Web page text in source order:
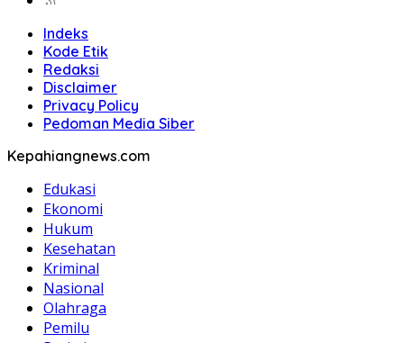
Indeks
Kode Etik
Redaksi
Disclaimer
Privacy Policy
Pedoman Media Siber
Kepahiangnews.com
Edukasi
Ekonomi
Hukum
Kesehatan
Kriminal
Nasional
Olahraga
Pemilu